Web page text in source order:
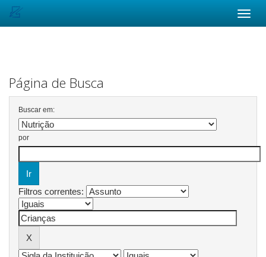
Página de Busca
Buscar em:
por
Filtros correntes: